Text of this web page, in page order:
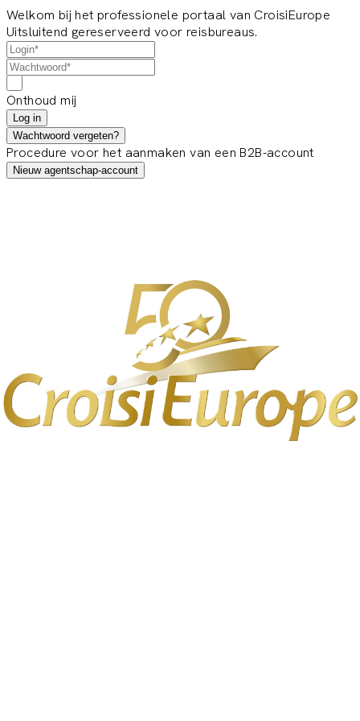
Welkom bij het professionele portaal van CroisiEurope
Uitsluitend gereserveerd voor reisbureaus.
Onthoud mij
Log in
Wachtwoord vergeten?
Procedure voor het aanmaken van een B2B-account
Nieuw agentschap-account